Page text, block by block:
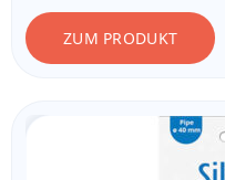
ZUM PRODUKT